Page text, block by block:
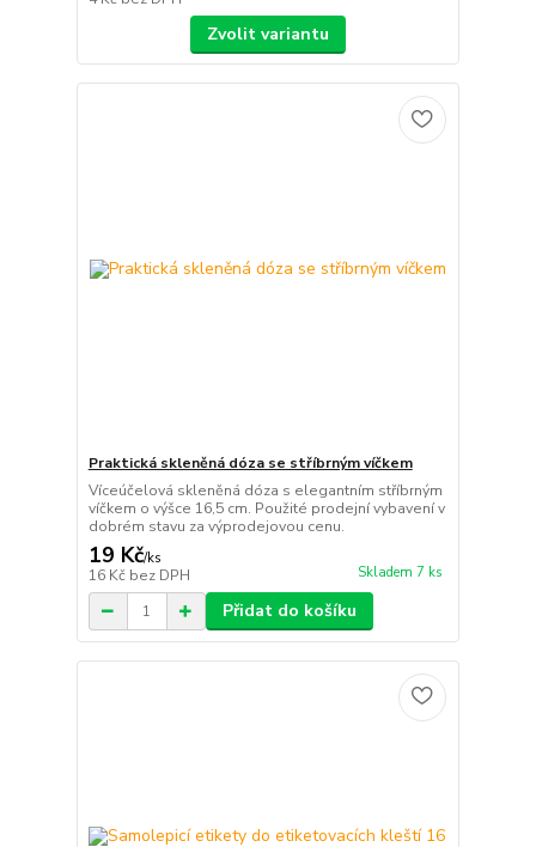
Zvolit variantu
Praktická skleněná dóza se stříbrným víčkem
Víceúčelová skleněná dóza s elegantním stříbrným
víčkem o výšce 16,5 cm. Použité prodejní vybavení v
dobrém stavu za výprodejovou cenu.
19 Kč/ks
16 Kč bez DPH Skladem 7 ks
Přidat do košíku